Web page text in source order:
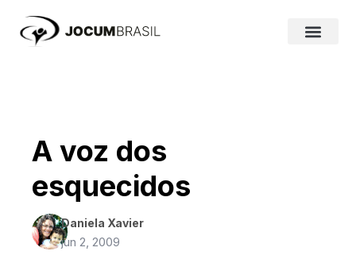
para
A voz dos
esquecidos
Daniela Xavier
jun 2, 2009